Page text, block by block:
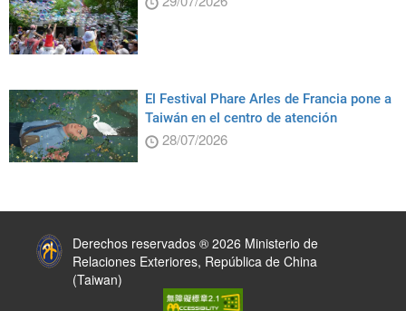
El Festival Phare Arles de Francia pone a
Taiwán en el centro de atención
28/07/2026
Derechos reservados ® 2026 Ministerio de
Relaciones Exteriores, República de China
(Taiwan)